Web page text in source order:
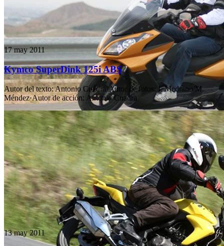
17 may 2011
Kymco SuperDink 125i ABS
Autor del texto:Antonio Cuadra·Autor de fotos: I. Medrano/M.
Méndez·Autor de acción: Antonio Cuadra
13 may 2011